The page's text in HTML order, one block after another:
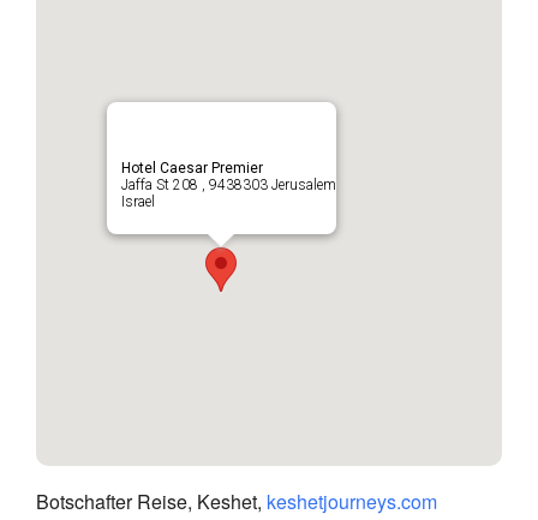
Hotel Caesar Premier
Jaffa St 208 , 9438303 Jerusalem
Israel
Botschafter Reise, Keshet, keshetjourneys.com